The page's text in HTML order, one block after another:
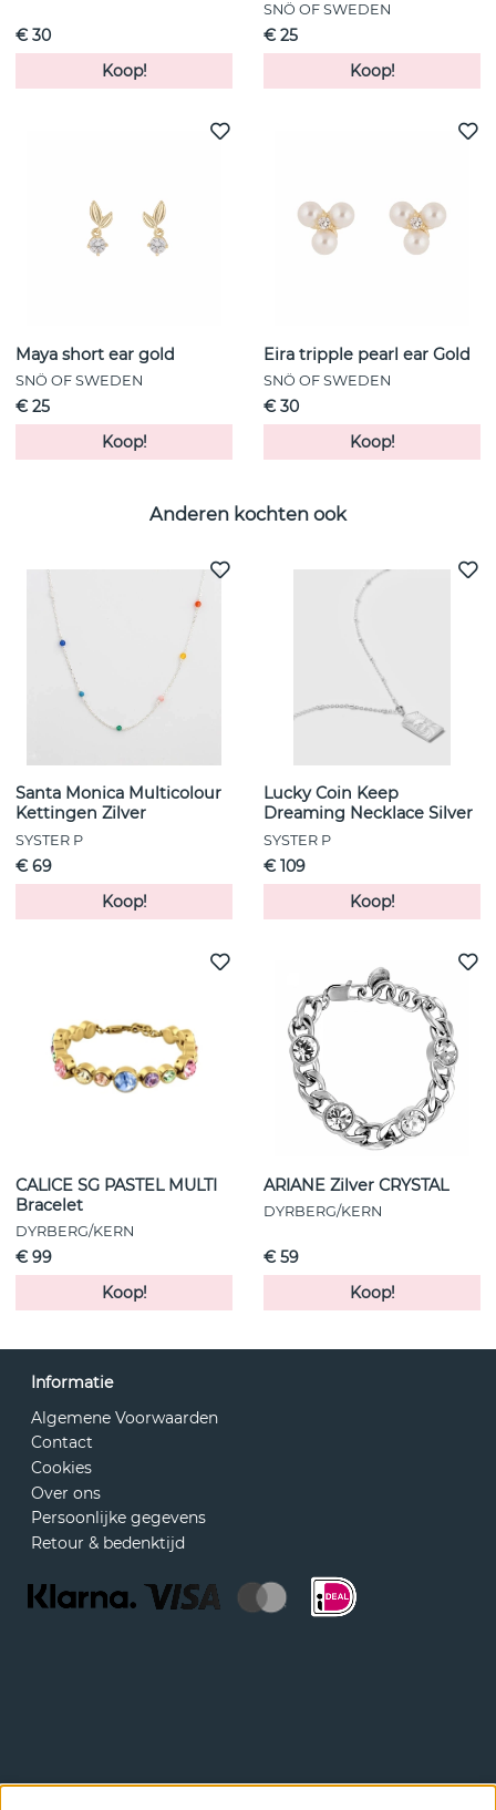
€ 30
Koop!
SNÖ OF SWEDEN
€ 25
Koop!
Maya short ear gold
SNÖ OF SWEDEN
€ 25
Koop!
Eira tripple pearl ear Gold
SNÖ OF SWEDEN
€ 30
Koop!
Anderen kochten ook
Santa Monica Multicolour
Kettingen Zilver
SYSTER P
€ 69
Koop!
Lucky Coin Keep
Dreaming Necklace Silver
SYSTER P
€ 109
Koop!
CALICE SG PASTEL MULTI
Bracelet
DYRBERG/KERN
€ 99
Koop!
ARIANE Zilver CRYSTAL
DYRBERG/KERN
€ 59
Koop!
Informatie
Algemene Voorwaarden
Contact
Cookies
Over ons
Persoonlijke gegevens
Retour & bedenktijd